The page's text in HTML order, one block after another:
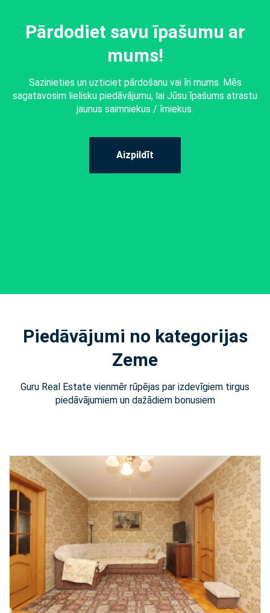
Pārdodiet savu īpašumu ar
mums!
Sazinieties un uzticiet pārdošanu vai īri mums. Mēs
sagatavosim lielisku piedāvājumu, lai Jūsu īpašums atrastu
jaunus saimniekus / īrniekus.
Aizpildīt
Piedāvājumi no kategorijas
Zeme
Guru Real Estate vienmēr rūpējas par izdevīgiem tirgus
piedāvājumiem un dažādiem bonusiem